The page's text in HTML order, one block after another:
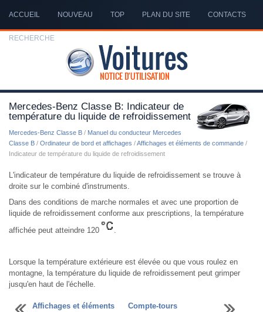
ACCUEIL NOUVEAU TOP PLAN DU SITE CONTACTS
RECHERCHE
Mercedes-Benz Classe B: Indicateur de
température du liquide de refroidissement
Mercedes-Benz Classe B / Manuel du conducteur Mercedes
Classe B / Ordinateur de bord et affichages /Affichages et éléments de commande /
Indicateur de température du liquide de refroidissement
L'indicateur de température du liquide de refroidissement se trouve à
droite sur le combiné d'instruments.
Dans des conditions de marche normales et avec une proportion de
liquide de refroidissement conforme aux prescriptions, la température
affichée peut atteindre 120
.
Lorsque la température extérieure est élevée ou que vous roulez en
montagne, la température du liquide de refroidissement peut grimper
jusqu'en haut de l'échelle.
Affichages et éléments
Compte-tours